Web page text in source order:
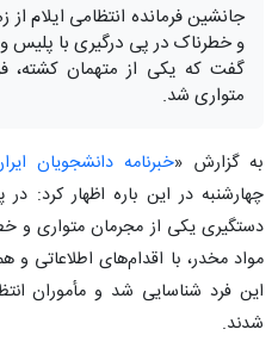
جانشین فرمانده انتظامی ایلام
و خطرناک در پی درگیری با پلیس و
گفت که یکی از متهمان کشته،
متواری شد.
به گزارش «خبرنامه دانشجویان
چهارشنبه در این باره اظهار کرد:
دستگیری یکی از مجرمان متواری و
مواد مخدر، با اقدام‌های اطلاعاتی
این فرد شناسایی شد و مأموران
شدند.